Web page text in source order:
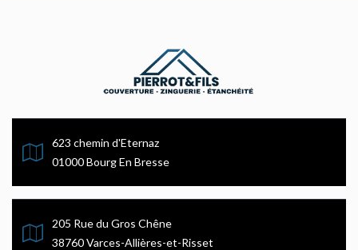
623 chemin d'Eternaz
01000 Bourg En Bresse
205 Rue du Gros Chêne
38760 Varces-Allières-et-Risset